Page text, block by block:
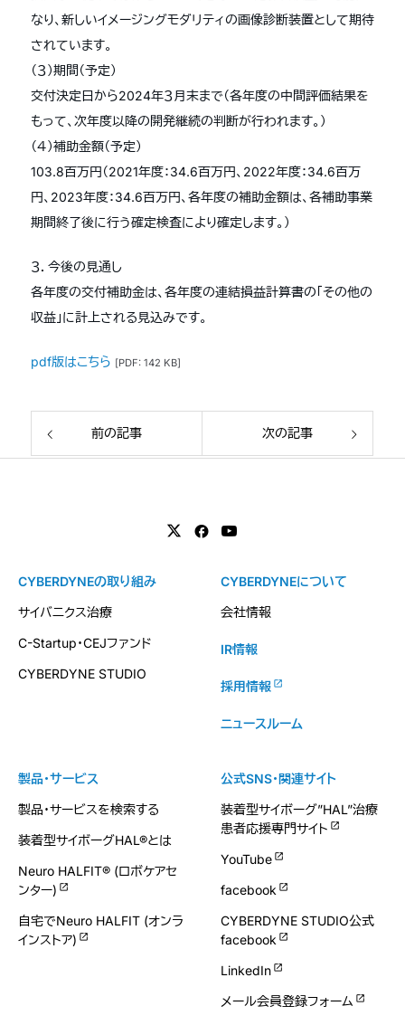
なり、新しいイメージングモダリティの画像診断装置として期待
されています。
（３）期間（予定）
交付決定日から2024年３月末まで（各年度の中間評価結果を
もって、次年度以降の開発継続の判断が行われます。）
（４）補助金額（予定）
103.8百万円（2021年度：34.6百万円、2022年度：34.6百万
円、2023年度：34.6百万円、各年度の補助金額は、各補助事業
期間終了後に行う確定検査により確定します。）
３．今後の見通し
各年度の交付補助金は、各年度の連結損益計算書の「その他の
収益」に計上される見込みです。
pdf版はこちら [PDF: 142 KB]
前の記事 次の記事
製品・サービス
製品・サービスを検索する
装着型サイボーグHAL®とは
Neuro HALFIT® (ロボケアセ
ンター)
自宅でNeuro HALFIT (オンラ
インストア)
CYBERDYNEの取り組み
サイバニクス治療
C-Startup・CEJファンド
CYBERDYNE STUDIO
CYBERDYNEについて
会社情報
IR情報
採用情報
ニュースルーム
公式SNS・関連サイト
装着型サイボーグ”HAL”治療
患者応援専門サイト
YouTube
facebook
CYBERDYNE STUDIO公式
facebook
LinkedIn
メール会員登録フォーム